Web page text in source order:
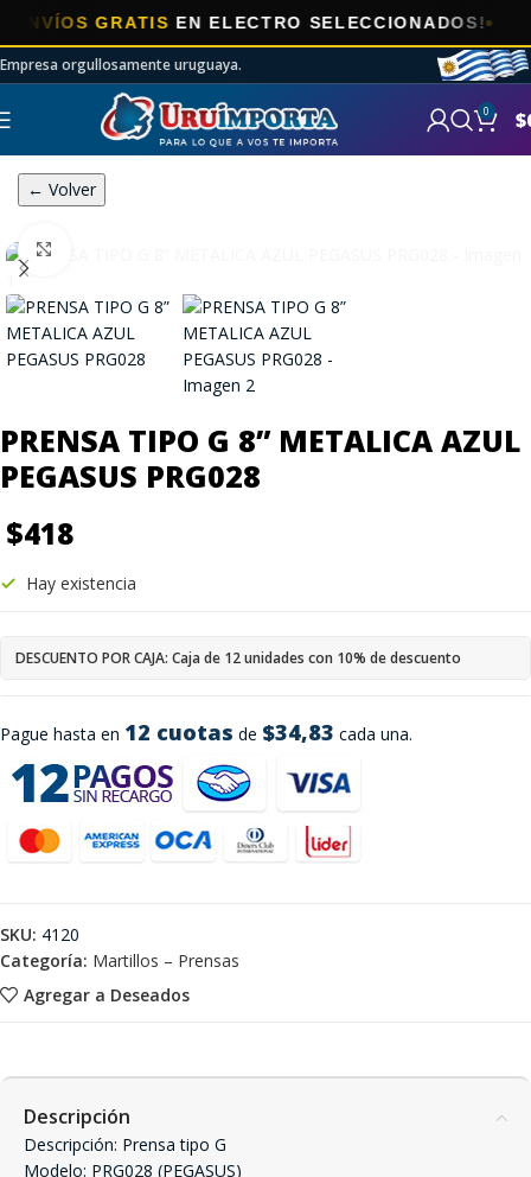
GRATISEN ELECTRO SELECCIONADOS!
Empresa orgullosamente uruguaya.
0 $
← Volver
PRENSA TIPO G 8” METALICA AZUL
PEGASUS PRG028
$418
Pague hasta en 12 cuotas de $34,83 cada una.
Hay existencia
DESCUENTO POR CAJA: Caja de 12 unidades con 10% de descuento
Agregar a Deseados
SKU: 4120
Categoría: Martillos – Prensas
Descripción
Descripción: Prensa tipo G
Modelo: PRG028 (PEGASUS)